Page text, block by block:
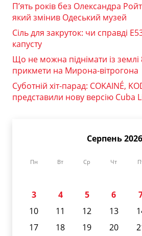
П’ять років без Олександра
який змінив Одеський музей
Сіль для закруток: чи справді
капусту
Що не можна піднімати із землі
прикмети на Мирона-вітрогона
Суботній хіт-парад: COKAINÉ,
представили нову версію Cuba
Серпень 2026
Пн Вт Ср Чт
3
4 5 6
10
11 12 13
17
18 19 20